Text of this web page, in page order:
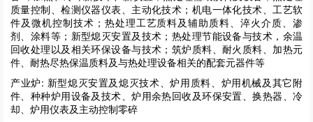
质量控制、检测仪器仪表、主动化技术；机电一体化技术、工艺软
件及微机控制技术；热处理工艺质料及辅助质料、淬火介质、渗
剂、涂料等；新型熄灭安置及技术；热处理节能设备与技术，余温
回收处理以及相关环保设备与技术；筑炉质料、耐火质料、加热元
件、耐热尽热保温质料及与热处理设备相关的配套元器件等
产业炉: 新型熄灭安置及熄灭技术、炉用质料、炉用机械及其它附
件、种种炉用设备及技术、炉用余热回收及环保安置、换热器、冷
却、炉用仪表及主动控制零碎